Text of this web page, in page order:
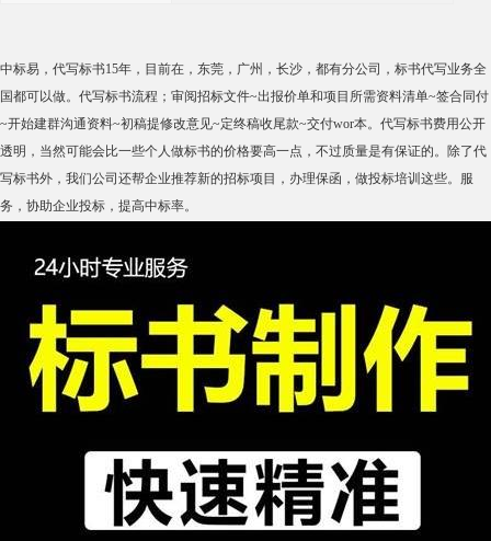
中标易，代写标书15年，目前在，东莞，广州，长沙，都有分公司，标书代写业务全
国都可以做。代写标书流程；审阅招标文件~出报价单和项目所需资料清单~签合同付
~开始建群沟通资料~初稿提修改意见~定终稿收尾款~交付wor本。代写标书费用公开
透明，当然可能会比一些个人做标书的价格要高一点，不过质量是有保证的。除了代
写标书外，我们公司还帮企业推荐新的招标项目，办理保函，做投标培训这些。服
务，协助企业投标，提高中标率。